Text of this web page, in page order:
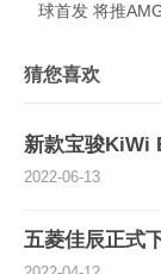
球首发 将推
猜您喜欢
新款宝骏KiWi
2022-06-13
五菱佳辰正式